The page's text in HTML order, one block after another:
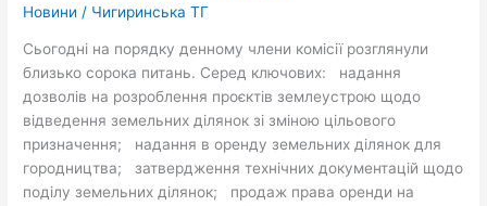
Новини / Чигиринська ТГ
Сьогодні на порядку денному члени комісії розглянули
близько сорока питань. Серед ключових: надання
дозволів на розроблення проєктів землеустрою щодо
відведення земельних ділянок зі зміною цільового
призначення; надання в оренду земельних ділянок для
городництва; затвердження технічних документацій щодо
поділу земельних ділянок; продаж права оренди на
містобудування,
економічної
політики